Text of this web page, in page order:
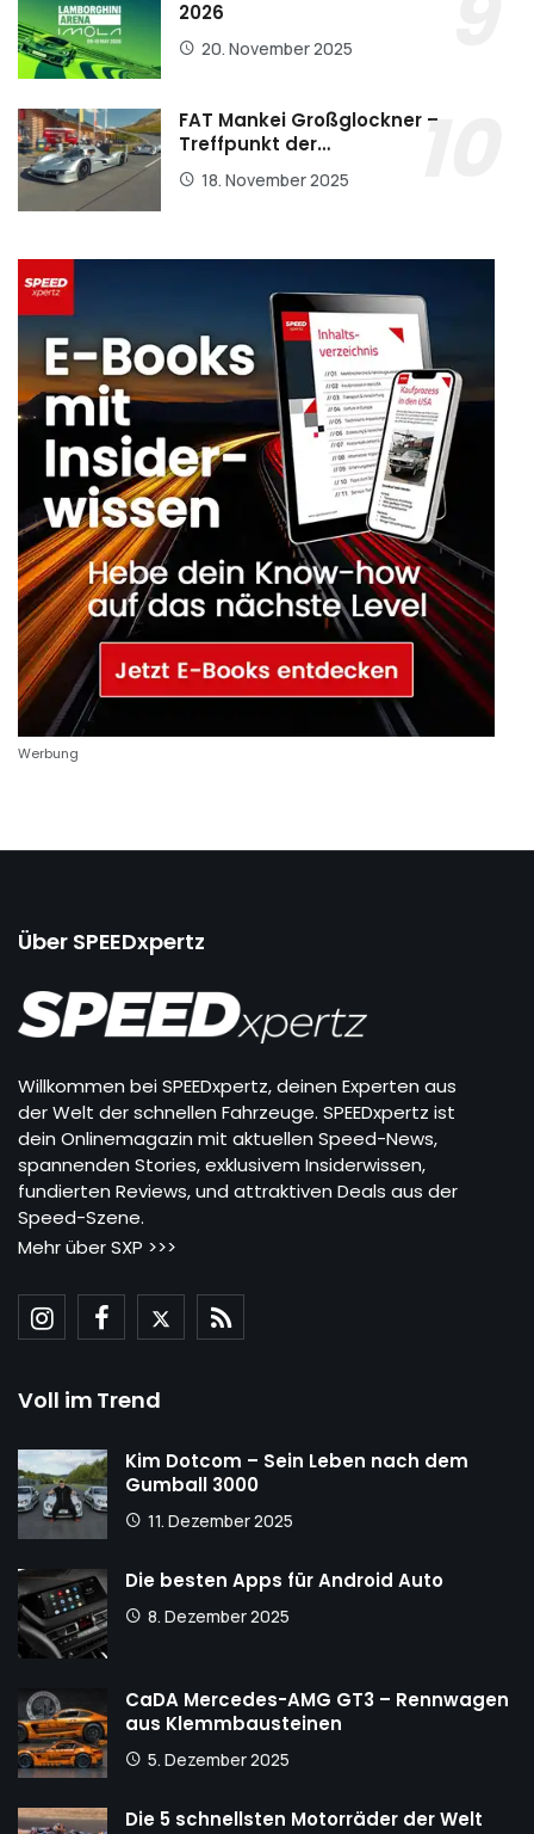
2026
20. November 2025
FAT Mankei Großglockner –
Treffpunkt der…
18. November 2025
Werbung
Über SPEEDxpertz
Willkommen bei SPEEDxpertz, deinen Experten aus
der Welt der schnellen Fahrzeuge. SPEEDxpertz ist
dein Onlinemagazin mit aktuellen Speed-News,
spannenden Stories, exklusivem Insiderwissen,
fundierten Reviews, und attraktiven Deals aus der
Speed-Szene.
Mehr über SXP >>>
Voll im Trend
Kim Dotcom – Sein Leben nach dem
Gumball 3000
11. Dezember 2025
Die besten Apps für Android Auto
8. Dezember 2025
CaDA Mercedes-AMG GT3 – Rennwagen
aus Klemmbausteinen
5. Dezember 2025
Die 5 schnellsten Motorräder der Welt